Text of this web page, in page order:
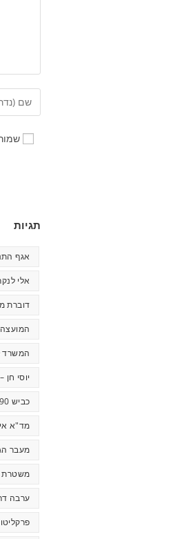
תגיות
אגף
אלי
דוברת
המשרד
יוסי חן
כביש 90
מד"א
מעבר
משטרת
ערבה